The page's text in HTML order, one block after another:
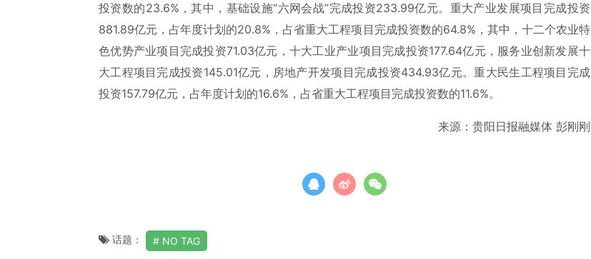
投资数的23.6%，其中，基础设施“六网会战”完成投资233.99亿元。重大产业发展项目完成投资
881.89亿元，占年度计划的20.8%，占省重大工程项目完成投资数的64.8%，其中，十二个农业特
色优势产业项目完成投资71.03亿元，十大工业产业项目完成投资177.64亿元，服务业创新发展十
大工程项目完成投资145.01亿元，房地产开发项目完成投资434.93亿元。重大民生工程项目完成
投资157.79亿元，占年度计划的16.6%，占省重大工程项目完成投资数的11.6%。
来源：贵阳日报融媒体 彭刚刚
话题： NO TAG